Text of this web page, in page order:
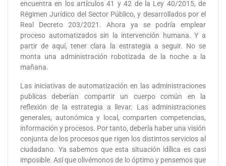
encuentra en los artículos 41 y 42 de la Ley 40/2015, de
Régimen Jurídico del Sector Público, y desarrollados por el
Real Decreto 203/2021. Ahora ya se podría emplear
proceso automatizados sin la intervención humana. Y a
partir de aquí, tener clara la estrategia a seguir. No se
monta una administración robotizada de la noche a la
mañana.
Las iniciativas de automatización en las administraciones
publicas deberían compartir un cuerpo común en la
reflexión de la estrategia a llevar. Las administraciones
generales, autonómica y local, comparten competencias,
información y procesos. Por tanto, debería haber una visión
conjunta de los procesos que rigen los distintos servicios al
ciudadano. Ya sabemos que esta situación idílica es casi
imposible. Así que olivémonos de lo óptimo y pensemos que